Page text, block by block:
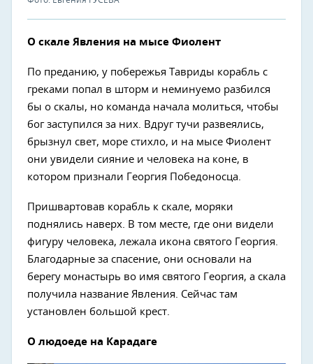
О скале Явления на мысе Фиолент
По преданию, у побережья Тавриды корабль с
греками попал в шторм и неминуемо разбился
бы о скалы, но команда начала молиться, чтобы
бог заступился за них. Вдруг тучи развеялись,
брызнул свет, море стихло, и на мысе Фиолент
они увидели сияние и человека на коне, в
котором признали Георгия Победоносца.
Пришвартовав корабль к скале, моряки
поднялись наверх. В том месте, где они видели
фигуру человека, лежала икона святого Георгия.
Благодарные за спасение, они основали на
берегу монастырь во имя святого Георгия, а скала
получила название Явления. Сейчас там
установлен большой крест.
О людоеде на Карадаге